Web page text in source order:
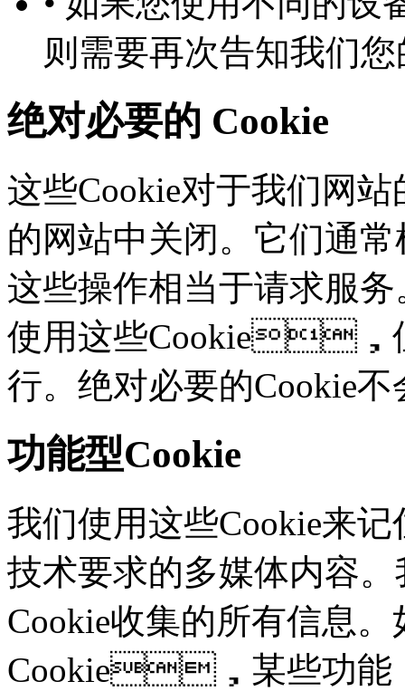
则需要再次告知我们
绝对必要的 Cookie
这些Cookie对于我们网站
的网站中关闭。它们通常
这些操作相当于请求服
使用这些Cookie，
行。绝对必要的Cookie
功能型Cookie
我们使用这些Cookie来
技术要求的多媒体内容
Cookie收集的所有信息
Cookie，某些功能